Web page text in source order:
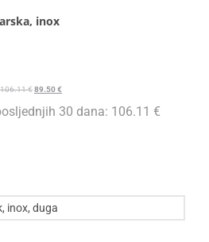
inox
106.11€89.50€
30 dana: 106.11 €